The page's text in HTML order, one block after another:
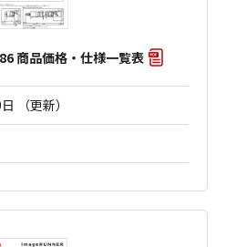
商品価格・仕様一覧表
（更新）